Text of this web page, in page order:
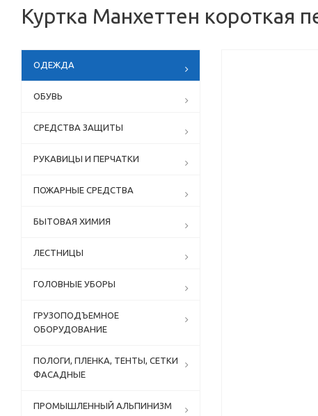
Куртка Манхеттен короткая
ОДЕЖДА
ОБУВЬ
СРЕДСТВА ЗАЩИТЫ
РУКАВИЦЫ И ПЕРЧАТКИ
ПОЖАРНЫЕ СРЕДСТВА
БЫТОВАЯ ХИМИЯ
ЛЕСТНИЦЫ
ГОЛОВНЫЕ УБОРЫ
ГРУЗОПОДЪЕМНОЕ
ОБОРУДОВАНИЕ
ПОЛОГИ, ПЛЕНКА, ТЕНТЫ, СЕТКИ
ФАСАДНЫЕ
ПРОМЫШЛЕННЫЙ АЛЬПИНИЗМ